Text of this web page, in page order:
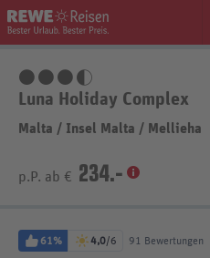
Luna Holiday Complex
Malta / Insel Malta / Mellieha
p.P. ab € 234.-
61% 4,0/6 91 Bewertungen